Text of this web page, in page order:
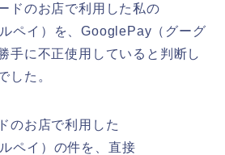
ドのお店で利用した私の
ペイ）を、GooglePay（グーグ
手に不正使用していると判断し
した。
のお店で利用した
ペイ）の件を、直接